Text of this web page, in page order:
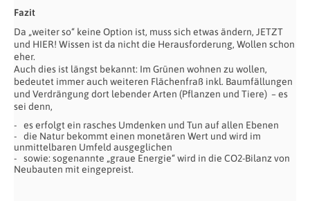
Fazit
Da „weiter so“ keine Option ist, muss sich etwas ändern, JETZT
und HIER! Wissen ist da nicht die Herausforderung, Wollen schon
eher.
Auch dies ist längst bekannt: Im Grünen wohnen zu wollen,
bedeutet immer auch weiteren Flächenfraß inkl. Baumfällungen
und Verdrängung dort lebender Arten (Pflanzen und Tiere) – es
sei denn,
es erfolgt ein rasches Umdenken und Tun auf allen Ebenen
die Natur bekommt einen monetären Wert und wird im
unmittelbaren Umfeld ausgeglichen
sowie: sogenannte „graue Energie“ wird in die CO2-Bilanz von
Neubauten mit eingepreist.